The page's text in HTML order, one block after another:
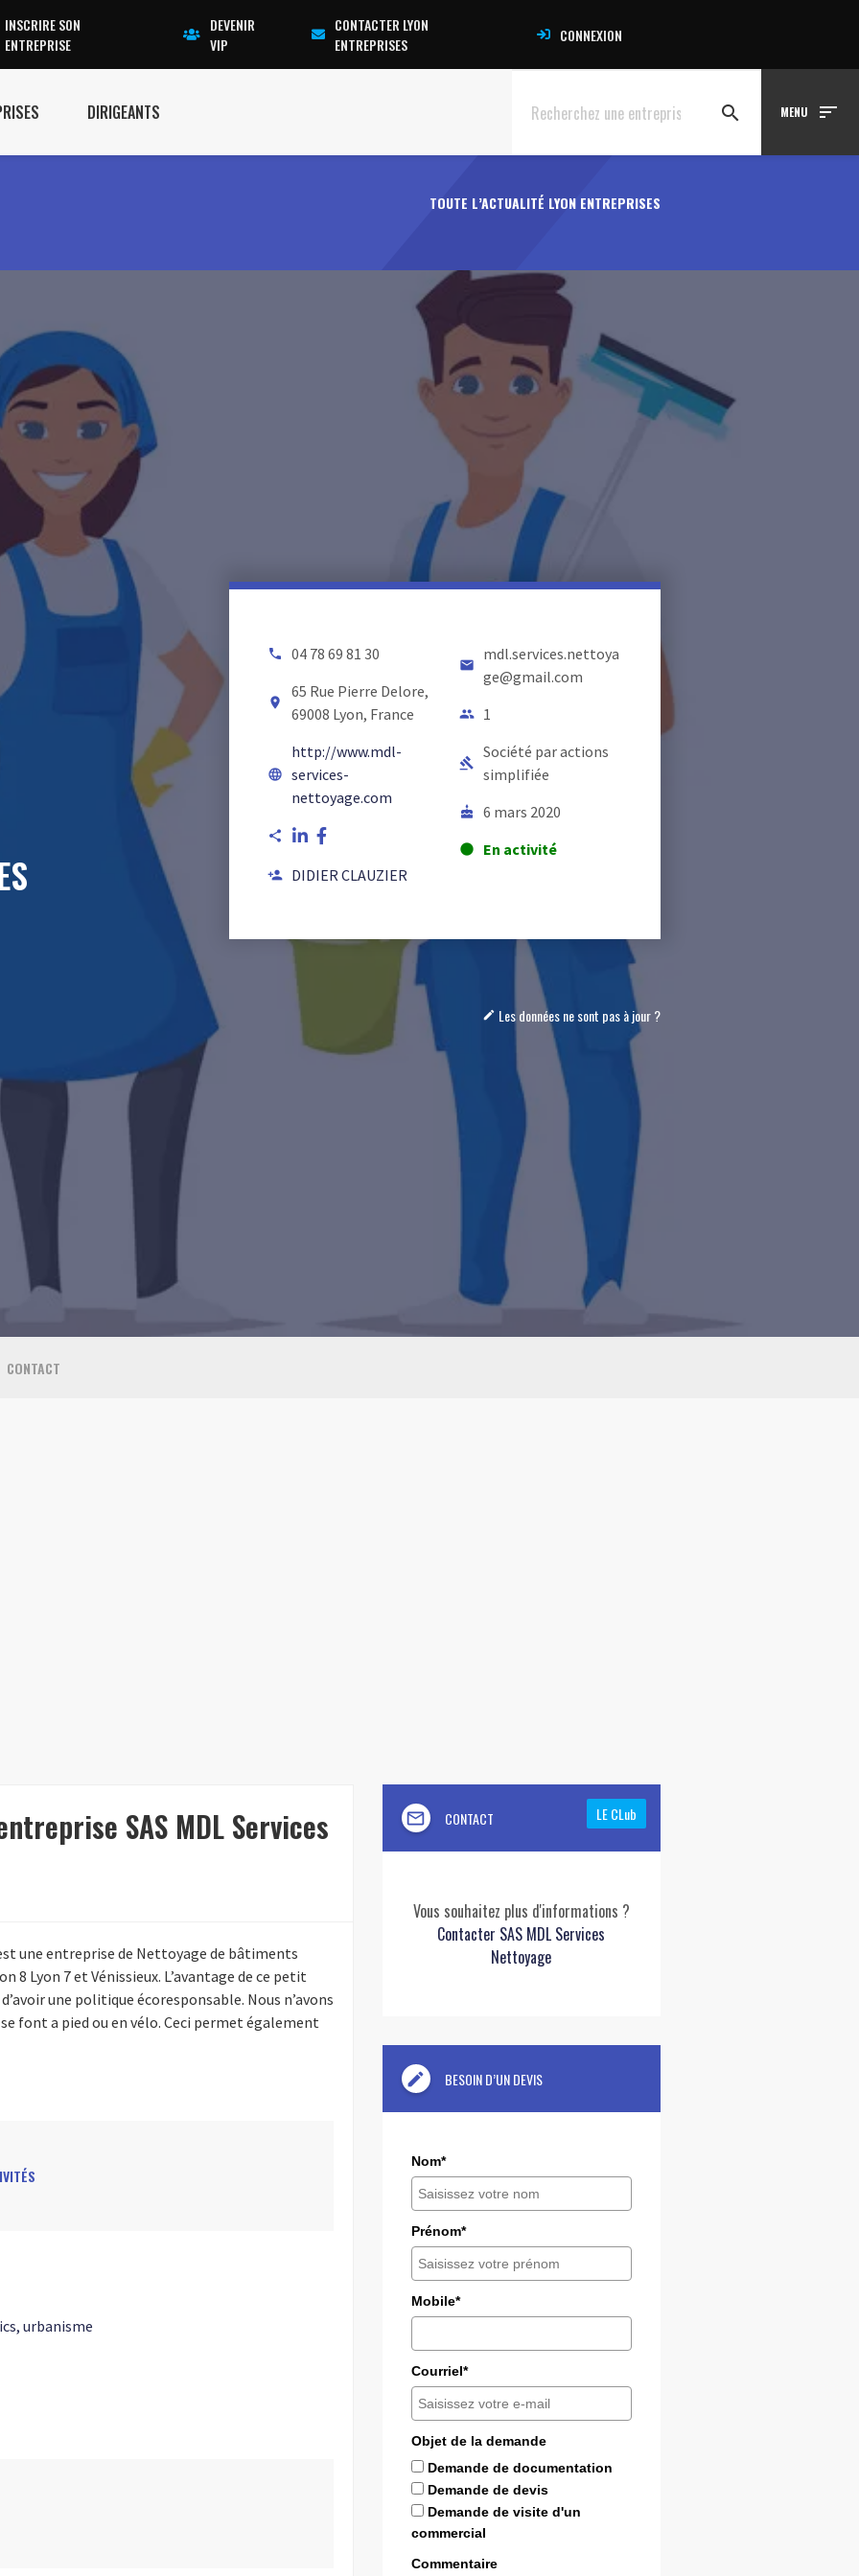
INSCRIRE SON
ENTREPRISE
DEVENIR
VIP
CONTACTER LYON
ENTREPRISES
CONNEXION
DIRIGEANTS search MENU sort
TOUTE L’ACTUALITÉ LYON ENTREPRISES
local_phone 04 78 69 81 30
room
65 Rue Pierre Delore,
69008 Lyon, France
language
http://www.mdl-
services-
nettoyage.com
share
person_add DIDIER CLAUZIER
email
mdl.services.nettoya
ge@gmail.com
people 1
gavel
Société par actions
simplifiée
cake 6 mars 2020
lens En activité
mode_edit Les données ne sont pas à jour ?
CONTACT
SAS MDL Services
une entreprise de Nettoyage de bâtiments
8 Lyon 7 et Vénissieux. L’avantage de ce petit
une politique écoresponsable. Nous n’avons
font a pied ou en vélo. Ceci permet également
urbanisme
mail_outline CONTACT LE CLub
Vous souhaitez plus d'informations ?
Contacter SAS MDL Services
Nettoyage
edit BESOIN D’UN DEVIS
Nom*
Prénom*
Mobile*
Courriel*
Objet de la demande
Demande de documentation
Demande de devis
Demande de visite d'un
commercial
Commentaire